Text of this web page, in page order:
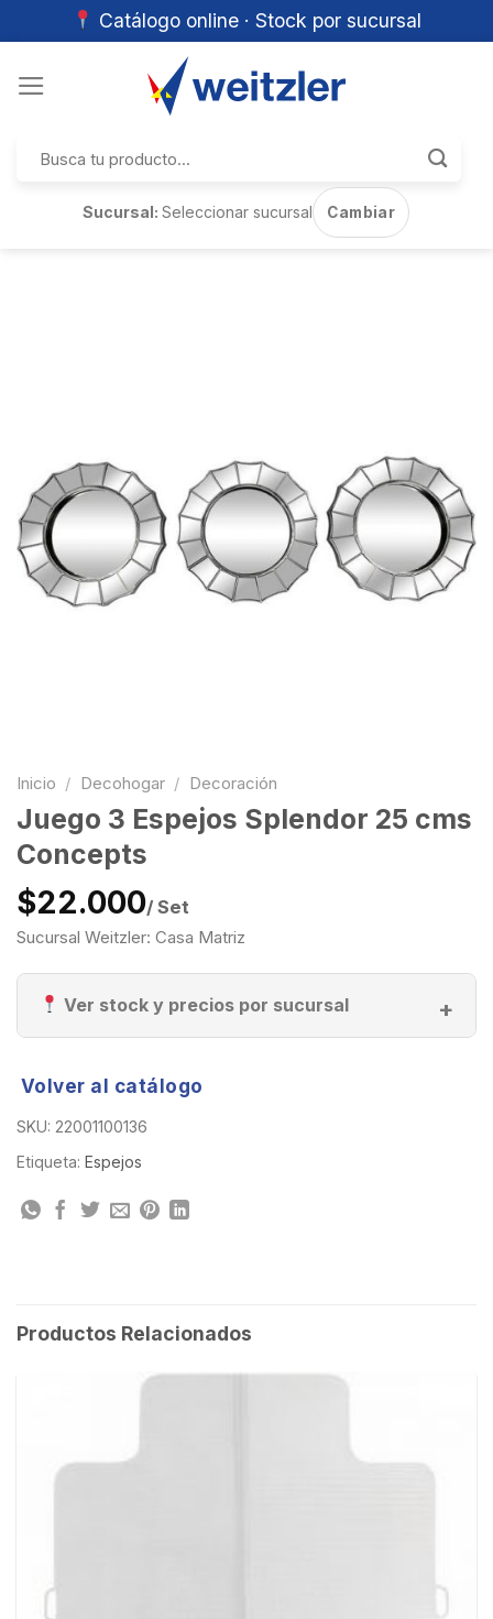
Catálogo online · Stock por sucursal
por:
Sucursal:Seleccionar sucursal Cambiar
Inicio / Decohogar / Decoración
Juego 3 Espejos Splendor 25 cms
Concepts
$22.000/ Set
Sucursal Weitzler: Casa Matriz
Ver stock y precios por sucursal
Volver al catálogo
SKU: 22001100136
Etiqueta: Espejos
Productos Relacionados